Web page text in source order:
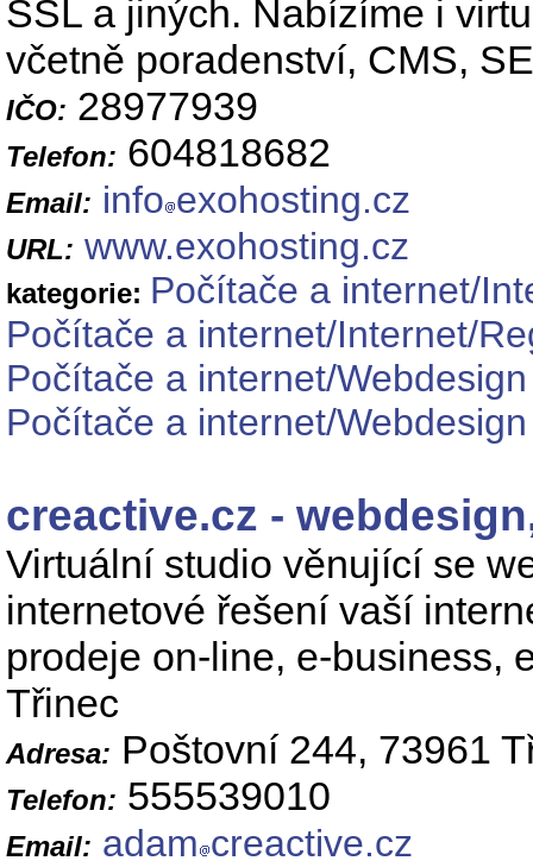
SSL a jiných. Nabízíme i
včetně poradenství, CMS,
IČO: 28977939
Telefon: 604818682
Email: info exohosting.cz
URL: www.exohosting.cz
kategorie: Počítače a internet/
Počítače a internet/Internet/
Počítače a internet/
Počítače a internet/
creactive.cz -
Virtuální studio věnující se
internetové řešení vaší
prodeje on-line, e-business,
Třinec
Adresa: Poštovní 244, 73961
Telefon: 555539010
Email: adam creactive.cz